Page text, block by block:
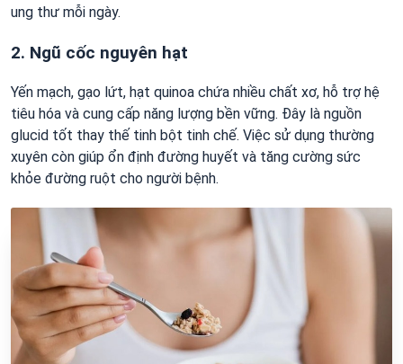
ung thư mỗi ngày.
2. Ngũ cốc nguyên hạt
Yến mạch, gạo lứt, hạt quinoa chứa nhiều chất xơ, hỗ trợ hệ
tiêu hóa và cung cấp năng lượng bền vững. Đây là nguồn
glucid tốt thay thế tinh bột tinh chế. Việc sử dụng thường
xuyên còn giúp ổn định đường huyết và tăng cường sức
khỏe đường ruột cho người bệnh.